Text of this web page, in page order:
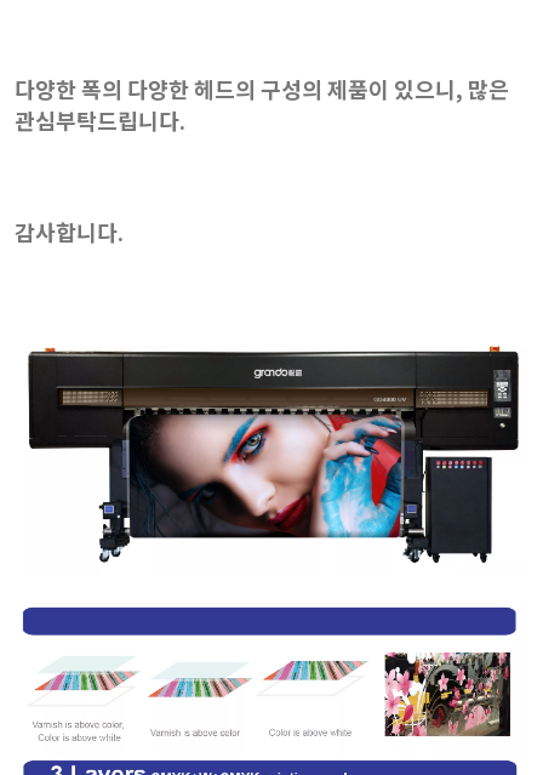
다양한 폭의 다양한 헤드의 구성의 제품이 있으니, 많은
관심부탁드립니다.
감사합니다.